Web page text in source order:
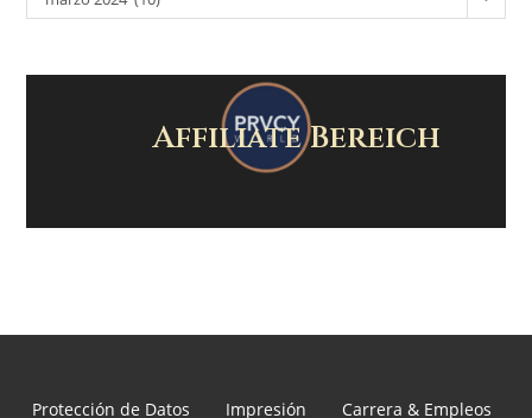
Affiliate Bereich
Protección de Datos Impresión Carrera & Empleos